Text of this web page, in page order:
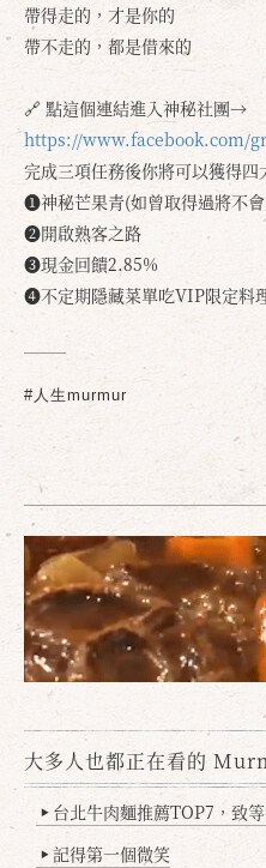
帶得走的，才是你的
帶不走的，都是借來的
🔗 點這個連結進入神秘社團→
https://www.facebook.com/
完成三項任務後你將可以獲得四
❶神秘芒果青(如曾取得過將不
❷開啟熟客之路
❸現金回饋2.85%
❹不定期隱藏菜單吃VIP限定料
#人生murmur
大多人也都正在看的
▶ 台北牛肉麵推薦TOP7，致等
▶ 記得第一個微笑
確定